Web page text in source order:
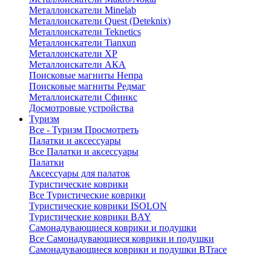
Металлоискатели Minelab
Металлоискатели Quest (Deteknix)
Металлоискатели Teknetics
Металлоискатели Tianxun
Металлоискатели XP
Металлоискатели АКА
Поисковые магниты Непра
Поисковые магниты Редмаг
Металлоискатели Сфинкс
Досмотровые устройства
Туризм
Все - Туризм Просмотреть
Палатки и аксессуары
Все Палатки и аксессуары
Палатки
Аксессуары для палаток
Туристические коврики
Все Туристические коврики
Туристические коврики ISOLON
Туристические коврики BAY
Самонадувающиеся коврики и подушки
Все Самонадувающиеся коврики и подушки
Самонадувающиеся коврики и подушки BTrace